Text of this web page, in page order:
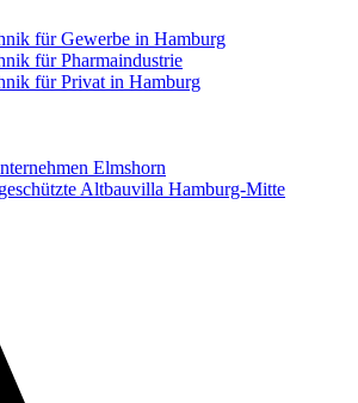
für Gewerbe in Hamburg
für Pharmaindustrie
für Privat in Hamburg
Elmshorn
Altbauvilla Hamburg-Mitte